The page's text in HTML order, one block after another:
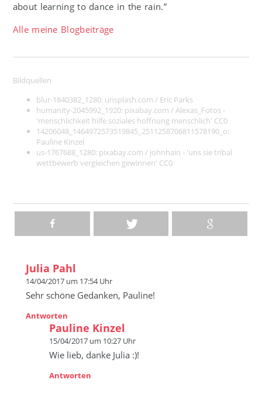
about learning to dance in the rain.”
Alle meine Blogbeiträge
Bildquellen
blur-1840382_1280: unsplash.com / Eric Parks
humanity-2045992_1920: pixabay.com / Alexas_Fotos -
'menschlichkeit hilfe soziales hoffnung menschlich' CC0
14206048_1464972573519845_2511258706811578190_o:
Pauline Kinzel
us-1767688_1280: pixabay.com / johnhain - 'uns sie tribal
wettbewerb vergleichen gewinnen' CC0
Julia Pahl
14/04/2017 um 17:54 Uhr
Sehr schöne Gedanken, Pauline!
Antworten
Pauline Kinzel
15/04/2017 um 10:27 Uhr
Wie lieb, danke Julia :)!
Antworten